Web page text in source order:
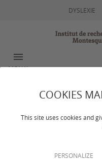
COOKIES
This site uses cookies and
PERSONALIZE
DYSLEXIE
MENU
Maude